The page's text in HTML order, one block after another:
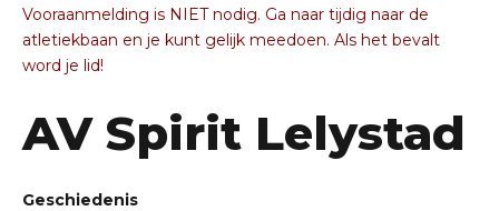
Vooraanmelding is NIET nodig. Ga naar tijdig naar de
atletiekbaan en je kunt gelijk meedoen. Als het bevalt
word je lid!
AV Spirit Lelystad
Geschiedenis